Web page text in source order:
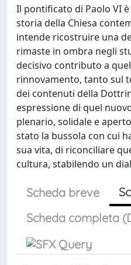
Il pontificato di Paolo VI
storia della Chiesa
intende ricostruire una
rimaste in ombra negli
decisivo contributo a
rinnovamento, tanto sul
dei contenuti della
espressione di quel
plenario, solidale e
stato la bussola con cui
sua vita, di riconciliare
cultura, stabilendo un
Scheda breve
Scheda completa